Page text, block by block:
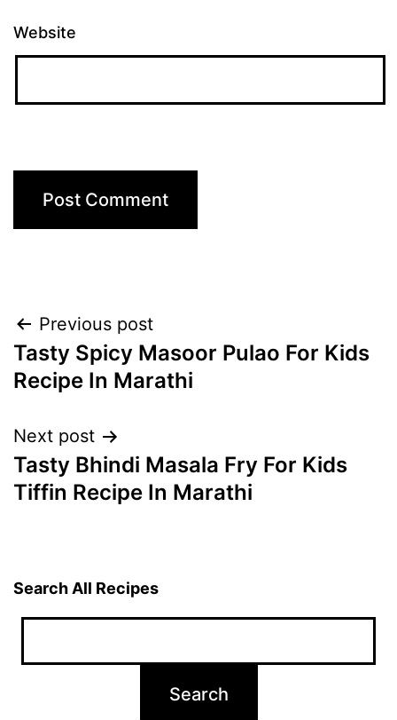
Website
Post
navigation
Previous post
Tasty Spicy Masoor Pulao For Kids
Recipe In Marathi
Next post
Tasty Bhindi Masala Fry For Kids
Tiffin Recipe In Marathi
Search All Recipes